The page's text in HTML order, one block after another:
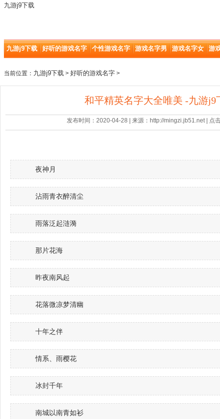
九游j9下载
九游j9下载 好听的游戏名字 个性游戏名字 游戏名字男 游戏名字女 游
当前位置： 九游j9下载 > 好听的游戏名字 >
和平精英名字大全唯美 -九游j9
发布时间：2020-04-28 | 来源：http://mingzi.jb51.net | 点
夜神月
沾雨青衣醉清尘
雨落泛起涟漪
那片花海
昨夜南风起
花落微凉梦清幽
十年之伴
情系、雨樱花
冰封千年
南城以南青如衫